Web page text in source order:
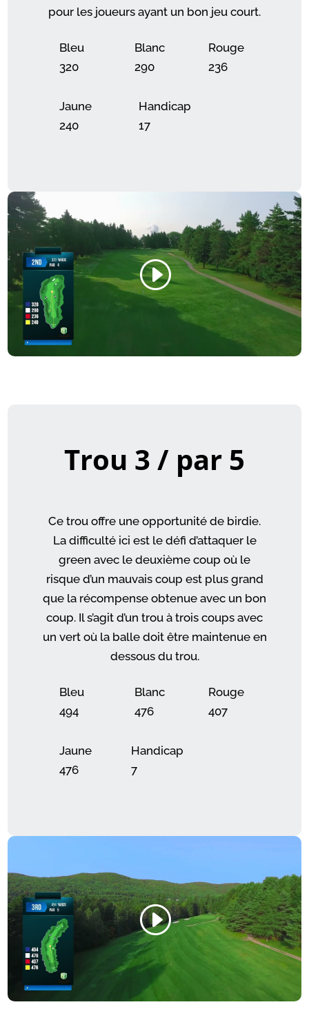
pour les joueurs ayant un bon jeu court.
Bleu
320
Blanc
290
Rouge
236
Jaune
240
Handicap
17
Trou 3 / par 5
Ce trou offre une opportunité de birdie.
La difficulté ici est le défi d’attaquer le
green avec le deuxième coup où le
risque d’un mauvais coup est plus grand
que la récompense obtenue avec un bon
coup. Il s’agit d’un trou à trois coups avec
un vert où la balle doit être maintenue en
dessous du trou.
Bleu
494
Blanc
476
Rouge
407
Jaune
476
Handicap
7